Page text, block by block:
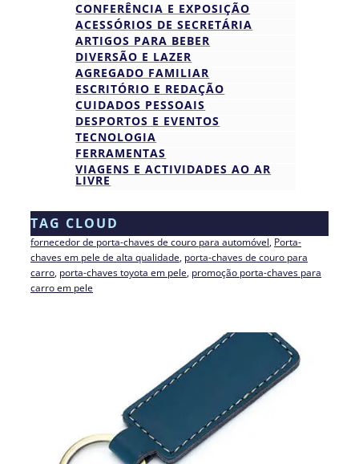
CONFERÊNCIA E EXPOSIÇÃO
ACESSÓRIOS DE SECRETÁRIA
ARTIGOS PARA BEBER
DIVERSÃO E LAZER
AGREGADO FAMILIAR
ESCRITÓRIO E REDAÇÃO
CUIDADOS PESSOAIS
DESPORTOS E EVENTOS
TECNOLOGIA
FERRAMENTAS
VIAGENS E ACTIVIDADES AO AR
LIVRE
TAG CLOUD
fornecedor de porta-chaves de couro para automóvel, Porta-
chaves em pele de alta qualidade, porta-chaves de couro para
carro, porta-chaves toyota em pele, promoção porta-chaves para
carro em pele